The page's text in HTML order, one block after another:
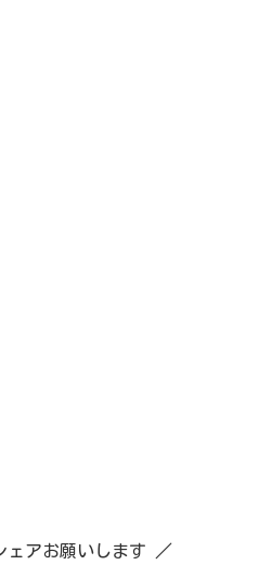
ェアお願いします ／